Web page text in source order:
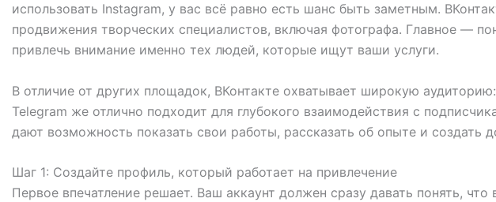
использовать Instagram, у вас всё равно есть шанс быть заметным.
продвижения творческих специалистов, включая фотографа. Главное —
привлечь внимание именно тех людей, которые ищут ваши услуги.
В отличие от других площадок, ВКонтакте охватывает широкую
Telegram же отлично подходит для глубокого взаимодействия с
дают возможность показать свои работы, рассказать об опыте и создать
Шаг 1: Создайте профиль, который работает на привлечение
Первое впечатление решает. Ваш аккаунт должен сразу давать понять,